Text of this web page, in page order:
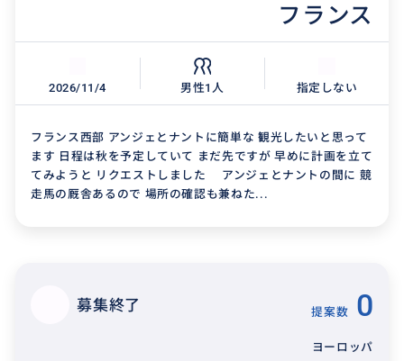
フランス
2026/11/4 男性1人 指定しない
フランス西部 アンジェとナントに簡単な 観光したいと思って
ます 日程は秋を予定していて まだ先ですが 早めに計画を立て
てみようと リクエストしました アンジェとナントの間に 競
走馬の厩舎あるので 場所の確認も兼ねた...
募集終了 提案数 0
ヨーロッパ